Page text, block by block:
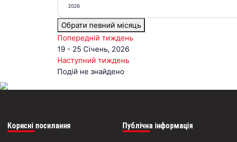
Обрати певний місяць
Попередній тиждень
19 - 25 Січень, 2026
Наступний тиждень
Подій не знайдено
Корисні посилання Публічна інформація